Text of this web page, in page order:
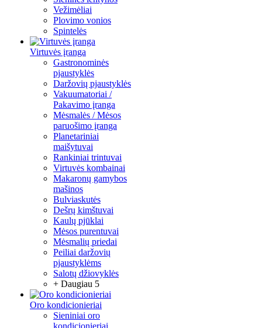
Vežimėliai
Plovimo vonios
Spintelės
Virtuvės įranga
Gastronominės
pjaustyklės
Daržovių pjaustyklės
Vakuumatoriai /
Pakavimo įranga
Mėsmalės / Mėsos
paruošimo įranga
Planetariniai
maišytuvai
Rankiniai trintuvai
Virtuvės kombainai
Makaronų gamybos
mašinos
Bulviaskutės
Dešrų kimštuvai
Kaulų pjūklai
Mėsos purentuvai
Mėsmalių priedai
Peiliai daržovių
pjaustyklėms
Salotų džiovyklės
+ Daugiau 5
Oro kondicionieriai
Sieniniai oro
kondicionieriai